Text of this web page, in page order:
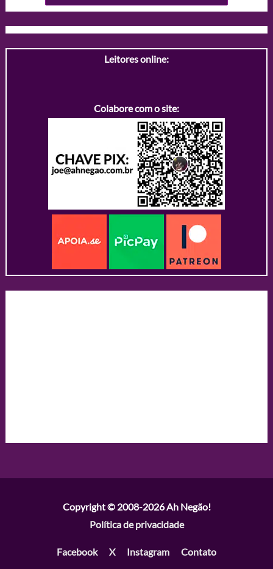
Leitores online:
Colabore com o site:
Copyright © 2008-2026Ah Negão!
Política de privacidade
Facebook X Instagram Contato